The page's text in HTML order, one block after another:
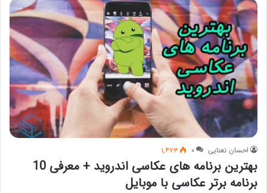
احسان نعنایی ۰ ۱,۴۷۳
بهترین برنامه های عکاسی اندروید + معرفی 10
برنامه برتر عکاسی با موبایل